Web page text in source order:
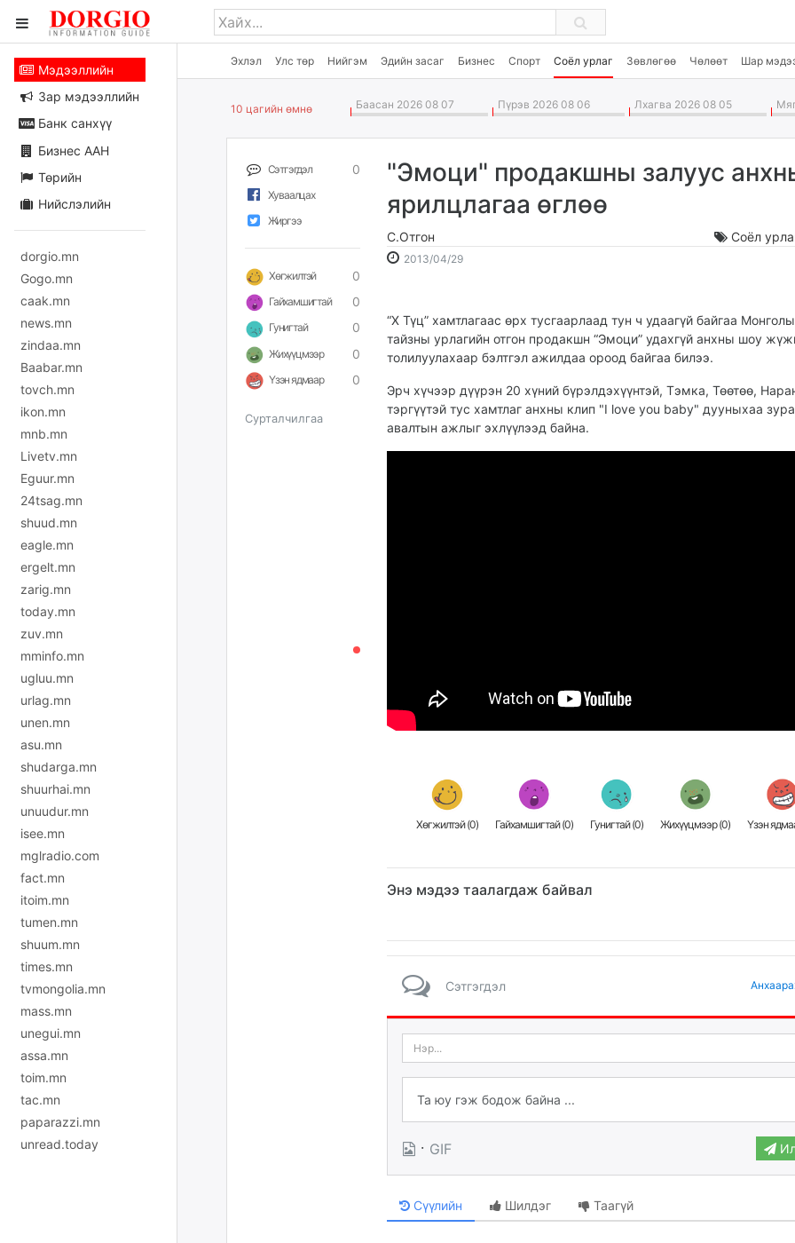
Эхлэл Улс төр Нийгэм Эдийн засаг Бизнес Спорт Соёл урлаг Зөвлөгөө Чөлөөт Шар
Мэдээллийн
Зар мэдээллийн
Банк санхүү
Бизнес ААН
Төрийн
Нийслэлийн
dorgio.mn
Gogo.mn
caak.mn
news.mn
zindaa.mn
Baabar.mn
tovch.mn
ikon.mn
mnb.mn
Livetv.mn
Eguur.mn
24tsag.mn
shuud.mn
eagle.mn
ergelt.mn
zarig.mn
today.mn
zuv.mn
mminfo.mn
ugluu.mn
urlag.mn
unen.mn
asu.mn
shudarga.mn
shuurhai.mn
unuudur.mn
isee.mn
mglradio.com
fact.mn
itoim.mn
tumen.mn
shuum.mn
times.mn
tvmongolia.mn
mass.mn
unegui.mn
assa.mn
toim.mn
tac.mn
paparazzi.mn
unread.today
10 цагийн өмнө Баасан 2026 08 07 Пүрэв 2026 08 06 Лхагва 2026 08 05
Сэтгэгдэл 0
Хуваалцах
Жиргээ
Хөгжилтэй 0
Гайхамшигтай 0
Гунигтай 0
Жихүүцмээр 0
Үзэн ядмаар 0
Сурталчилгаа
"Эмоци" продакшны залуус
ярилцлагаа өглөө
С.Отгон Соёл
2013/04/292013-
22:17:59
2026-
22:12:38
“Х Түц” хамтлагаас өрх тусгаарлаад тун ч удаагүй байгаа
тайзны урлагийн отгон продакшн “Эмоци” удахгүй анхны шоу
толилуулахаар бэлтгэл ажилдаа ороод байгаа билээ.
Эрч хүчээр дүүрэн 20 хүний бүрэлдэхүүнтэй, Тэмка, Төөтөө,
тэргүүтэй тус хамтлаг анхны клип "I love you baby" дууныхаа
авалтын ажлыг эхлүүлээд байна.
Хөгжилтэй (0) Гайхамшигтай (0) Гунигтай (0) Жихүүцмээр (0) Үзэн
Энэ мэдээ таалагдаж байвал
Сэтгэгдэл
· GIF
Сүүлийн Шилдэг Таагүй